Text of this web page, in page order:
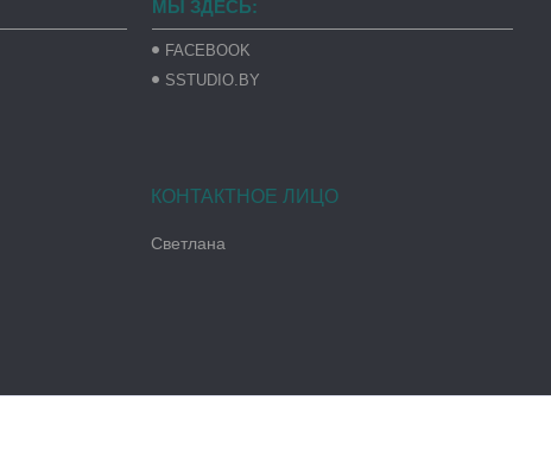
МЫ ЗДЕСЬ:
FACEBOOK
SSTUDIO.BY
Светлана